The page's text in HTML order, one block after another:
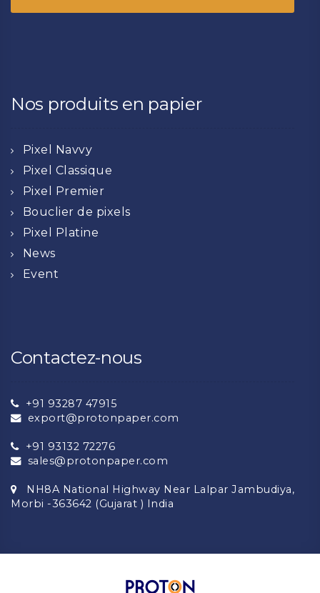
Nos produits en papier
Pixel Navvy
Pixel Classique
Pixel Premier
Bouclier de pixels
Pixel Platine
News
Event
Contactez-nous
+91 93287 47915
export@protonpaper.com
+91 93132 72276
sales@protonpaper.com
NH8A National Highway Near Lalpar Jambudiya,
Morbi -363642 (Gujarat ) India